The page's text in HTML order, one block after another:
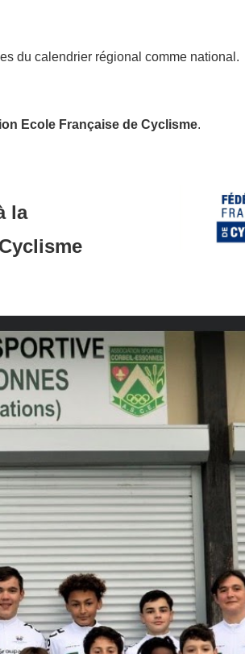
du calendrier régional comme national.
Ecole Française de Cyclisme.
la